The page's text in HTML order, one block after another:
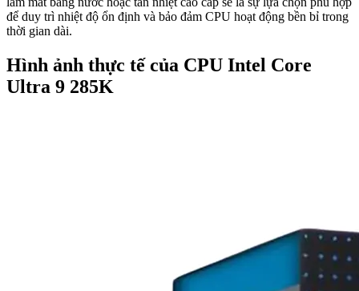
để duy trì nhiệt độ ổn định và bảo đảm CPU hoạt động bền bỉ trong
thời gian dài.
Hình ảnh thực tế của CPU Intel Core
Ultra 9 285K